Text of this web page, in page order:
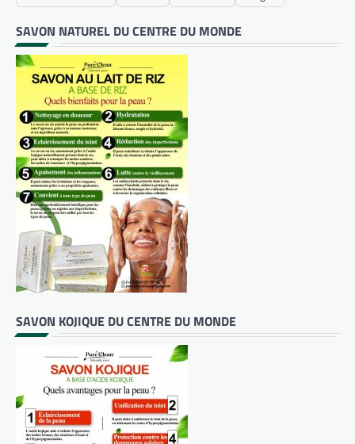
SAVON NATUREL DU CENTRE DU MONDE
SAVON KOJIQUE DU CENTRE DU MONDE